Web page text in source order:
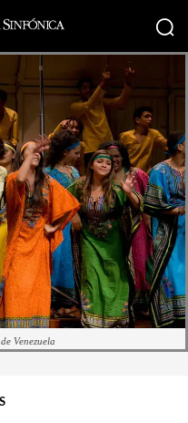
Venezuela